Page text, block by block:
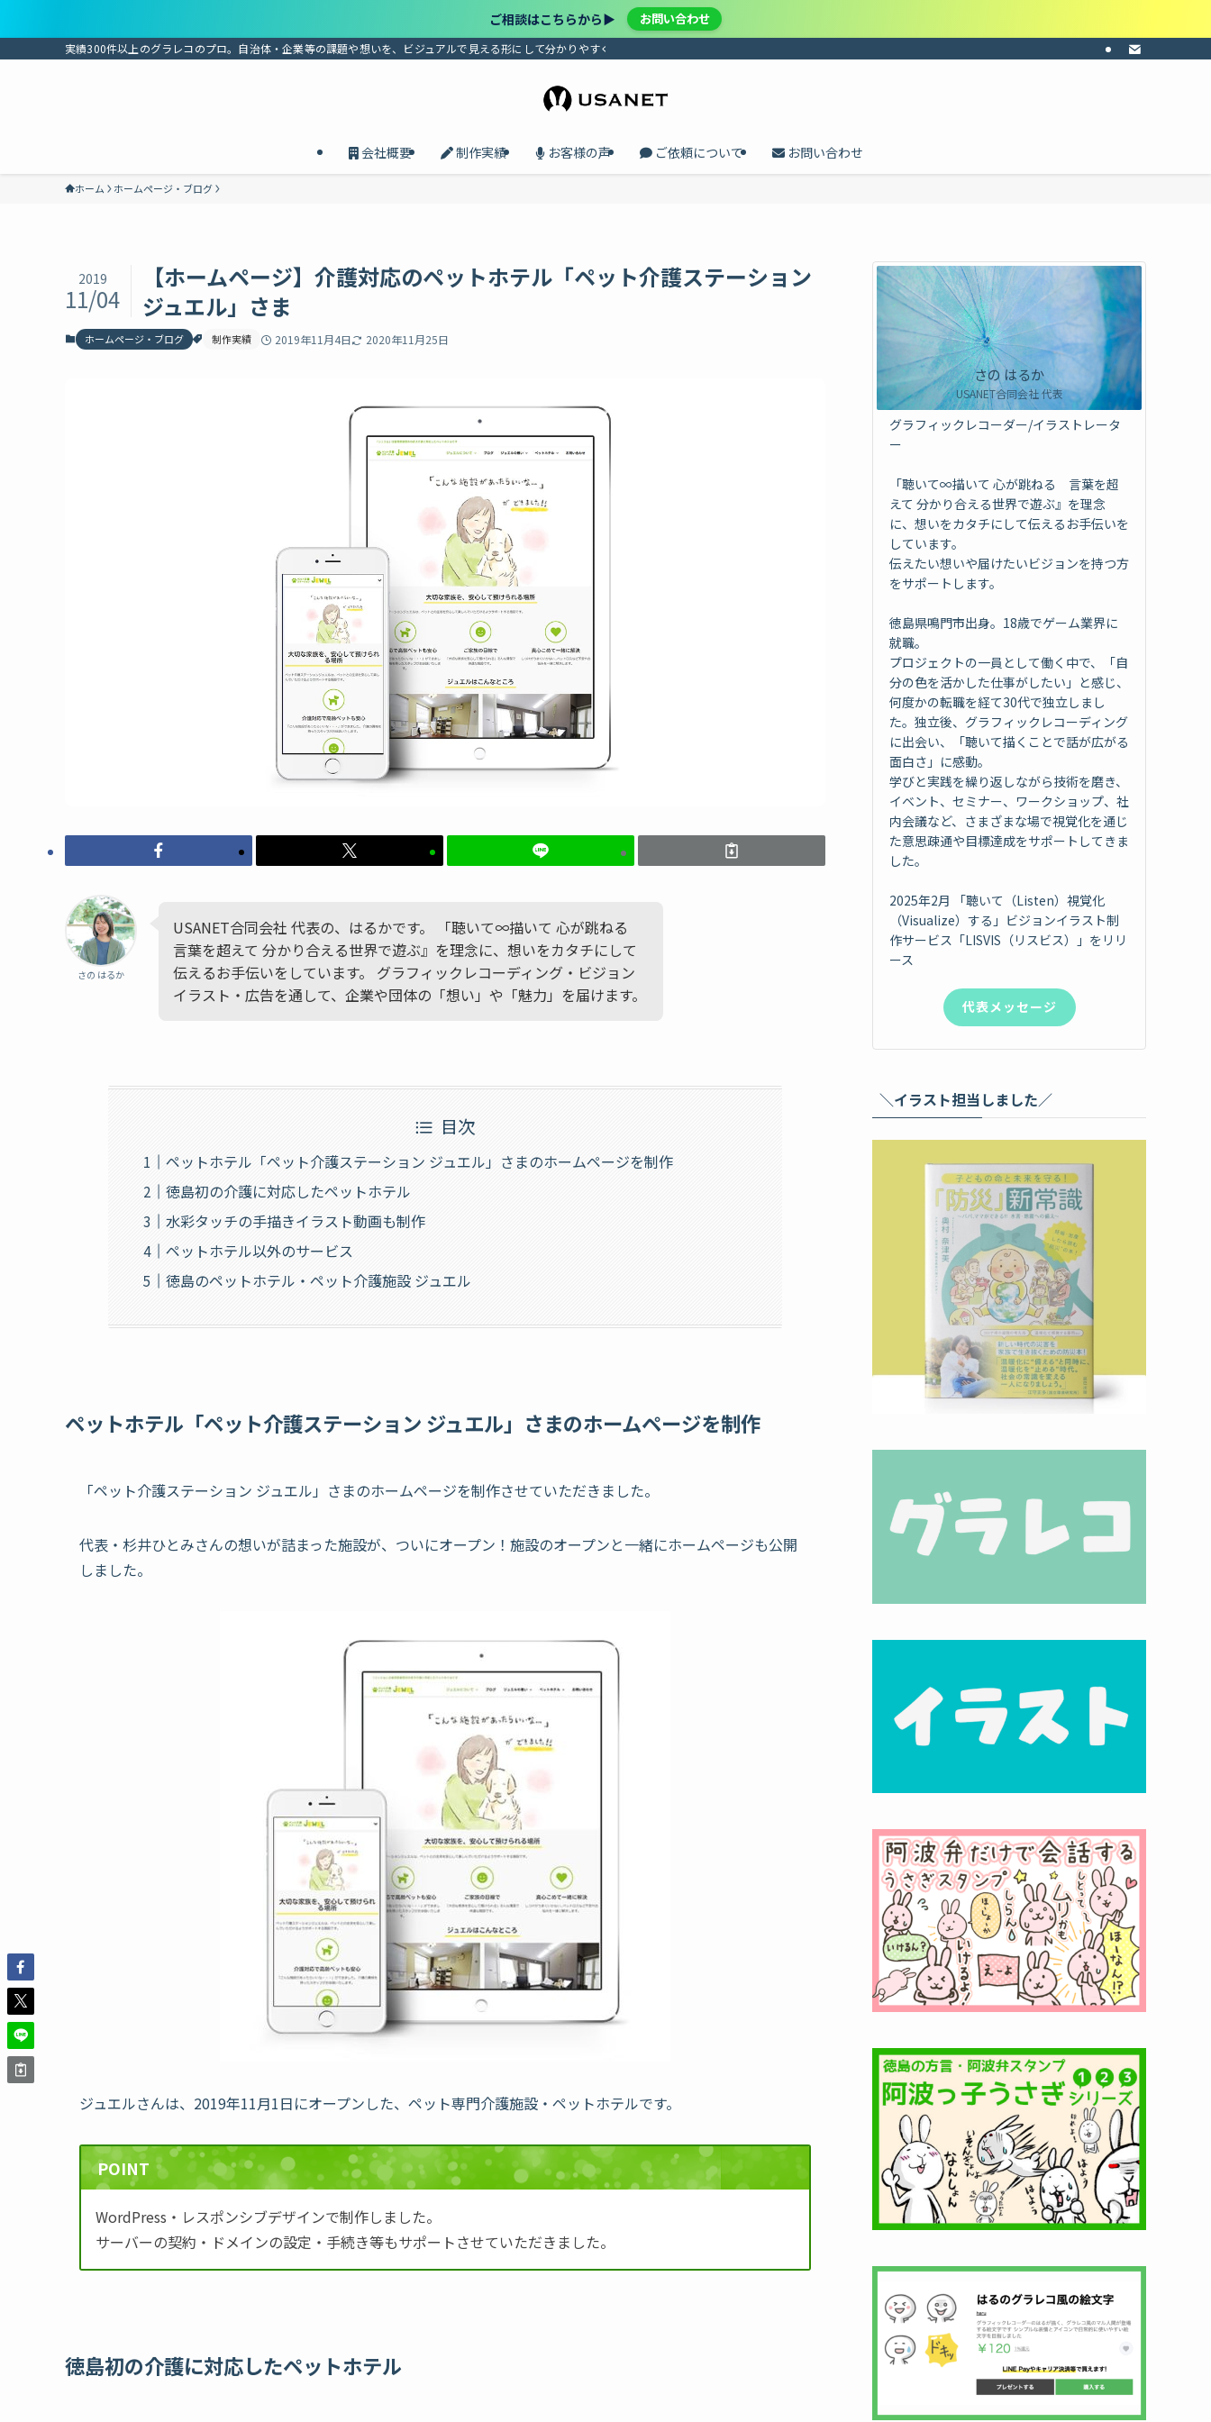
ご相談はこちらから▶︎ お問い合わせ
実績300件以上のグラレコのプロ。自治体・企業等の課題や想いを、ビジュアルで見える形にして分かりやすく届けます。プロセスの共有で、メンバーの共感・納得感・共通認識を。目的に合わせて料金を個別にお見積り。ご依頼は
会社概要 制作実績 お客様の声 ご依頼について お問い合わせ
ホーム ホームページ・ブログ
【ホームページ】介護対応のペットホテル「ペット介護ステーション
ジュエル」さま
2019
11/04
ホームページ・ブログ 制作実績 2019年11月4日 2020年11月25日
さの はるか
USANET合同会社 代表の、はるかです。 「聴いて∞描いて 心が跳ねる
言葉を超えて 分かり合える世界で遊ぶ』を理念に、想いをカタチにして
伝えるお手伝いをしています。 グラフィックレコーディング・ビジョン
イラスト・広告を通して、企業や団体の「想い」や「魅力」を届けます。
目次
ペットホテル「ペット介護ステーション ジュエル」さまのホームページを制作
徳島初の介護に対応したペットホテル
水彩タッチの手描きイラスト動画も制作
ペットホテル以外のサービス
徳島のペットホテル・ペット介護施設 ジュエル
ペットホテル「ペット介護ステーション ジュエル」さまのホームページを制作
「ペット介護ステーション ジュエル」さまのホームページを制作させていただきました。
代表・杉井ひとみさんの想いが詰まった施設が、ついにオープン！施設のオープンと一緒にホームページも公開
しました。
ジュエルさんは、2019年11月1日にオープンした、ペット専門介護施設・ペットホテルです。
POINT
WordPress・レスポンシブデザインで制作しました。
サーバーの契約・ドメインの設定・手続き等もサポートさせていただきました。
徳島初の介護に対応したペットホテル
さの はるか
USANET合同会社 代表
グラフィックレコーダー/イラストレータ
ー
「聴いて∞描いて 心が跳ねる 言葉を超
えて 分かり合える世界で遊ぶ』を理念
に、想いをカタチにして伝えるお手伝いを
しています。
伝えたい想いや届けたいビジョンを持つ方
をサポートします。
徳島県鳴門市出身。18歳でゲーム業界に
就職。
プロジェクトの一員として働く中で、「自
分の色を活かした仕事がしたい」と感じ、
何度かの転職を経て30代で独立しまし
た。独立後、グラフィックレコーディング
に出会い、「聴いて描くことで話が広がる
面白さ」に感動。
学びと実践を繰り返しながら技術を磨き、
イベント、セミナー、ワークショップ、社
内会議など、さまざまな場で視覚化を通じ
た意思疎通や目標達成をサポートしてきま
した。
2025年2月 「聴いて（Listen）視覚化
（Visualize）する」ビジョンイラスト制
作サービス「LISVIS（リスビス）」をリリ
ース
代表メッセージ
＼イラスト担当しました／